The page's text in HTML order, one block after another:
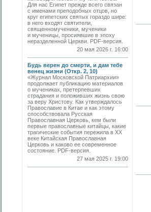
Для нас Египет прежде всего связан
с именами преподобных отцов, но
круг египетских святых гораздо шире:
в него входят святители,
священномученики, мученики
и мученицы, просиявшие в эпоху
неразделенной Церкви. PDF-версия.
20 мая 2026 г. 16:00
Будь верен до смерти, и дам тебе
венец жизни (Откр. 2, 10)
«Журнал Московской Патриархии»
продолжает публикацию материалов
о мучениках, претерпевших
страдания и положивших жизнь свою
за веру Христову. Как утверждалось
Православие в Китае и как этому
способствовала Русская
Православная Церковь, кем были
первые православные китайцы, какие
трагические события пережила в XX
веке Китайская Православная
Церковь и каково ее современное
состояние. PDF-версия.
27 мая 2025 г. 19:00